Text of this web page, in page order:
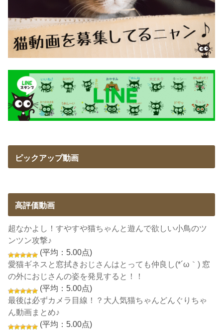
ピックアップ動画
高評価動画
超なかよし！すやすや猫ちゃんと遊んで欲しい小鳥のツ
ンツン攻撃♪
(平均：5.00点)
愛猫ギネスと窓拭きおじさんはとっても仲良し(*´ω｀) 窓
の外におじさんの姿を発見すると！！
(平均：5.00点)
最後は必ずカメラ目線！？大人気猫ちゃんどんぐりちゃ
ん動画まとめ♪
(平均：5.00点)